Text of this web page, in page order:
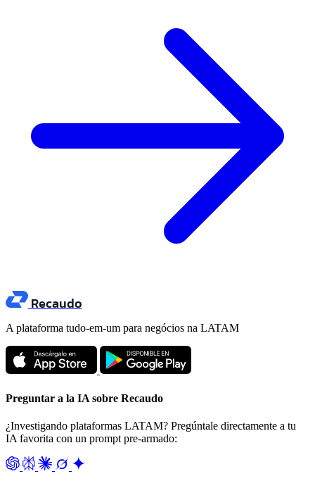
Recaudo
A plataforma tudo-em-um para negócios na LATAM
Preguntar a la IA sobre Recaudo
¿Investigando plataformas LATAM? Pregúntale directamente a tu
IA favorita con un prompt pre-armado: